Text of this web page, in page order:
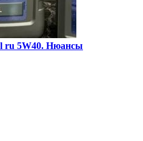
ru 5W40. Нюансы